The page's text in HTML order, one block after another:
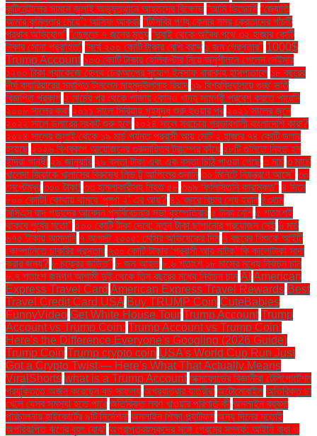
কন্টিনেন্টালের সামনে জুলাই অভ্যুত্থানে আহতদের বিক্ষোভ “আমি ডিভোর্সি “জ্যোতি
আমার কুমিল্লার মেয়ে”: আসিফ আকবর “টিসিবির পণ্য কেনার সময় ক্রেতাদের পাঁচটি
প্রধান অভিযোগ” “ডেঙ্গুতে ৭ জনের মৃত্যু “দুবাই থেকে অবৈধ পথে ৩২ হাজার কোটি
টাকার সোনা প্রবাহিত” “বর্ষে ২০০ কোটি টাকার বেশি বরাদ্দ ১ জন গ্রেপ্তার" 1000$
Trump Account ১০৩ কোটি টাকার হেলিকপ্টার নিয়ে অনুশীলনে গেলেন নেইমার
১২০০ টাকা প্যাকেজে হেলথ চেকআপের সুযোগ ইনসাফ বারাকাহ হাসপাতালে ১৮ বছরের
দীর্ঘ ক্যারিয়ারের সমাপ্তি টানলেন মাহমুদউল্লাহ রিয়াদ ১৯ বিশ্ববিদ্যালয়ে গুচ্ছ ভর্তি
বিজ্ঞপ্তি প্রকাশ ২ মার্চের পর থেকে গাজায় কোনও খাদ্য সামগ্রী প্রবেশ করতে পারেনি
২০০৮ সালের কথা ২০১১ সালে সিরিয়ায় গৃহযুদ্ধ শুরু হওয়ার পর ২০২১ সালের জুনে
২০২২ সালে ডলারের সংকট শুরু হলে ২০২৪ সালে সবচেয়ে প্রভাবশালী বাংলাদেশি কারা?
২০২৪ সালের জুলাই থেকে ১৯ মার্চ পর্যন্ত প্রবাসী আয় মোট ২ হাজার ৭৪ কোটি ডলার
হয়েছে ২০২৬ বিশ্বকাপ আয়োজনের গুরুদায়িত্ব ট্রাম্পের কাঁধে ২৮টি গুলিতে নিহত হন
ইন্দিরা গান্ধী ২৯ জানুয়ারি ২৯ বস্তা টাকা এবং এক বস্তা চিঠি পাওয়া গেছে ৩ মার্চ ৩ মার্চে
খালেদা জিয়াকে খালাসের বিরুদ্ধে লিভ টু আপিলের শুনানি ৩০ মিনিটে নিয়ন্ত্রণে আসে" ৩০
সেপ্টেম্বর ৩০০ টাকা! ৩৩ হামলাকারীসহ নিহত ৫৮ ৩৬৯ ফিলিস্তিনি কারামুক্ত" ৪ দিনে
৮০০ কোটি! কোথায় থামবে 'পুষ্পা ২' এর আয়? ৪১ বছরে বিচার শেষ হয়নি ৪৩তম
বিসিএস বাদ পড়াদের আবেদন পুনর্বিবেচনার সভা বৃহস্পতিবার ৫ টাকা বেশি ৫ শতাংশই
থাকবে পূর্বের মতো" ৫০০ কোটি টাকা দেবে: নতুন টাকা ছাপানোর প্রয়োজন নেই ৬ মার্চ
৬৭৫ টাকায় আমদানি ৭ আগস্ট ২০০৫: মেসির অভিষেকের দিন ৭ বছরের শিশুকে আইটি
কোম্পানিতে চাকরির প্রস্তাব ৭৩০ কোটি টাকার ‘প্রবাসী আয় নাটক’ কি কালোটাকা সাদা
করার জন্য? ৮ চক্রের জড়িত" ৮ জন আহত ৮.৬ শতাংশ ১৮ মাসের মধ্যে নির্বাচন চান
৮.৭ শতাংশ জনগণ আগামী দুই থেকে তিন বছরের মধ্যে নির্বাচন চান AI American
Express Travel Card American Express Travel Rewards Best
Travel Credit Card USA Buy TRUMP Coin CuteBabies
FunnyVideo Get White House Tour Trump Account Trump
Account vs Trump Coin: Trump Account vs Trump Coin:
Here's the Difference Everyone's Googling (2026 Guide)
Trump Coin Trump crypto coin USA's World Cup Run Just
Got a Crypto Twist — Here's What That Actually Means
ViralShorts what is a Trump Account অক্সফোর্ডের বিজ্ঞানীরা টেলিপোর্টেশন
প্রযুক্তিতে অর্জন করেছেন বড় সাফল্য অগ্রযাত্রার যাত্রীরা অটোমোবাইল অতিরিক্ত চা
খেলে যেসব সমস্যা হতে পারে অতিরিক্ত লবণ খাওয়ার পরিণতি কী অনলাইন ব্যবসা
পরিচালনায় হাইকোর্টের ৯টি নির্দেশনা অনলাইন শিক্ষা প্ল্যাটফর্ম অন্য দিনের মতোই
অপরিকল্পিত ঋণের বৃহৎ বোঝা অপ্রাপ্তবয়স্কদের সঙ্গে প্রেমের সম্পর্ক: আইনি বাধা ও